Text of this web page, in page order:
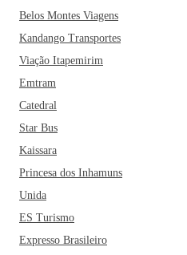
Belos Montes Viagens
Kandango Transportes
Viação Itapemirim
Emtram
Catedral
Star Bus
Kaissara
Princesa dos Inhamuns
Unida
ES Turismo
Expresso Brasileiro